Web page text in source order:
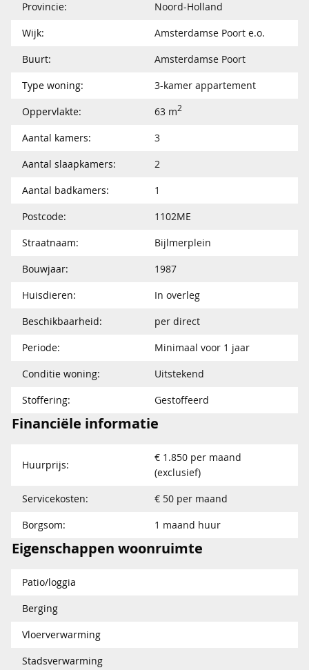
Provincie:
Noord-Holland
Wijk:
Amsterdamse Poort e.o.
Buurt:
Amsterdamse Poort
Type woning:
3-kamer appartement
Oppervlakte:
63 m2
Aantal kamers:
3
Aantal slaapkamers:
2
Aantal badkamers:
1
Postcode:
1102ME
Straatnaam:
Bijlmerplein
Bouwjaar:
1987
Huisdieren:
In overleg
Beschikbaarheid:
per direct
Periode:
Minimaal voor 1 jaar
Conditie woning:
Uitstekend
Stoffering:
Gestoffeerd
Financiële informatie
Huurprijs:
€ 1.850 per maand
(exclusief)
Servicekosten:
€ 50 per maand
Borgsom:
1 maand huur
Eigenschappen woonruimte
Patio/loggia
Berging
Vloerverwarming
Stadsverwarming